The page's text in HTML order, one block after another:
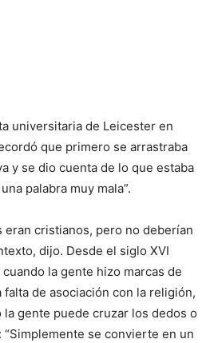
universitaria de Leicester en
que primero se arrastraba
y se dio cuenta de lo que estaba
palabra muy mala”.
eran cristianos, pero no deberían
dijo. Desde el siglo XVI
la gente hizo marcas de
de asociación con la religión,
gente puede cruzar los dedos o
“Simplemente se convierte en un